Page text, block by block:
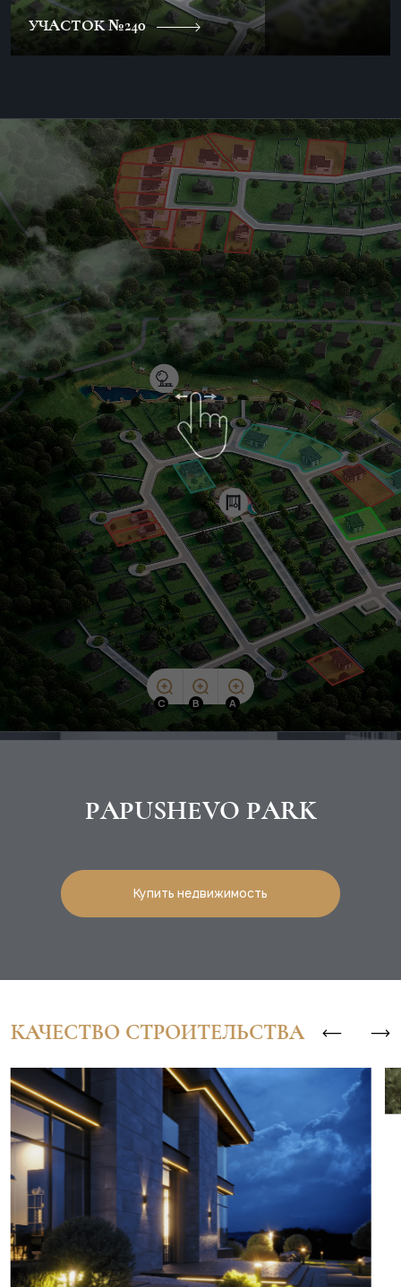
УЧАСТОК №240
C B A
PAPUSHEVO PARK
Купить недвижимость
КАЧЕСТВО СТРОИТЕЛЬСТВА